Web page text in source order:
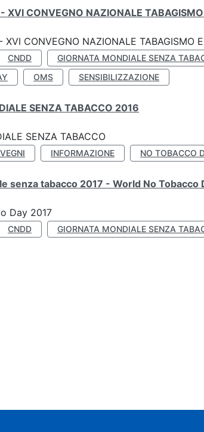
XVI CONVEGNO NAZIONALE
XVI CONVEGNO NAZIONALE TABAGISMO
CNDD GIORNATA MONDIALE SENZA
OMS SENSIBILIZZAZIONE
SENZA TABACCO 2016
SENZA TABACCO
INFORMAZIONE NO TOBACCO
senza tabacco 2017 - World No Tobacco
Day 2017
CNDD GIORNATA MONDIALE SENZA